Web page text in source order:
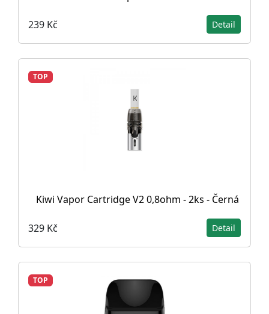
239 Kč Detail
TOP
Kiwi Vapor Cartridge V2 0,8ohm - 2ks - Černá
329 Kč Detail
TOP